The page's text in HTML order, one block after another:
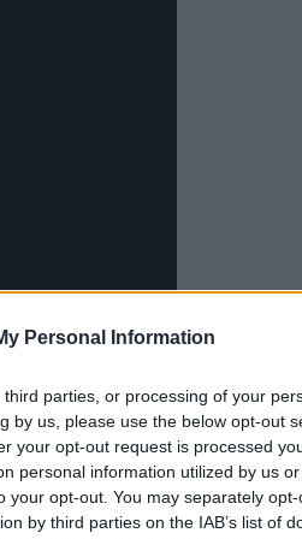
Personal Information
parties, or processing of your
by us, please use the below opt-out
your opt-out request is processed
personal information utilized by us
your opt-out. You may separately
by third parties on the IAB’s list of
marcată de dificultăți:
după moartea
care avea să-i